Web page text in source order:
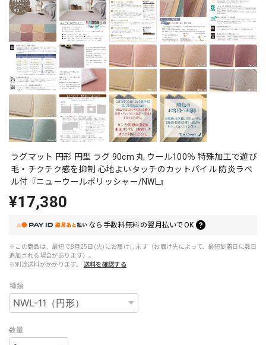
ラグマット 円形 円型 ラグ 90cm 丸 ウール100％ 特殊加工で遊び
毛・チクチク感を抑制 心地よいタッチのカットパイル 防炎ラベ
ル付『ニューウールポリッシャー/NWL』
¥17,380
なら 手数料無料の翌月払いでOK
※この商品は、最短で8月25日(火)にお届けします（お届け先によって、最短到着日に数日
追加される場合があります）。
※別途送料がかかります。
送料を確認する
種類
数量